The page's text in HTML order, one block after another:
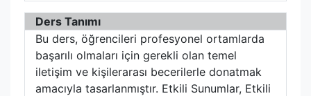
Ders Tanımı
Bu ders, öğrencileri profesyonel ortamlarda
başarılı olmaları için gerekli olan temel
iletişim ve kişilerarası becerilerle donatmak
amacıyla tasarlanmıştır. Etkili Sunumlar, Etkili